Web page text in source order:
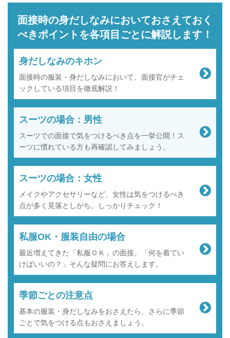
面接時の身だしなみにおいておさえておく
べきポイントを各項目ごとに解説します！
身だしなみのキホン
面接時の服装・身だしなみにおいて、面接官がチェ
ックしている項目を徹底解説！
スーツの場合：男性
スーツでの面接で気をつけるべき点を一挙公開！ス
ーツに慣れている方も再確認してみましょう。
スーツの場合：女性
メイクやアクセサリーなど、女性は気をつけるべき
点が多く見落としがち。しっかりチェック！
私服OK・服装自由の場合
最近増えてきた「私服ＯＫ」の面接。「何を着てい
けばいいの？」そんな疑問にお答えします。
季節ごとの注意点
基本の服装・身だしなみをおさえたら、さらに季節
ごとで気をつける点もおさえましょう。